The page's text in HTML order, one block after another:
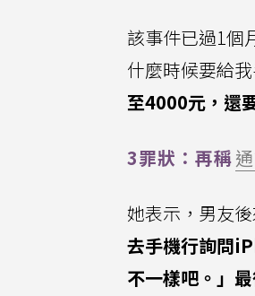
該事件已過1個
什麼時候要給我
至4000元，還
3罪狀：再稱
她表示，男友
去手機行詢問
不一樣吧。」